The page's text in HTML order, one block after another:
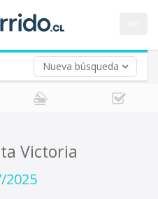
Nueva búsqueda
Victoria
2025